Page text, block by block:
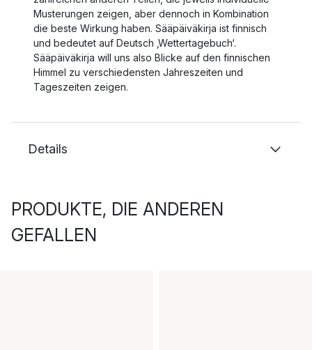
Musterungen zeigen, aber dennoch in Kombination
die beste Wirkung haben. Sääpäiväkirja ist finnisch
und bedeutet auf Deutsch ‚Wettertagebuch‘.
Sääpäiväkirja will uns also Blicke auf den finnischen
Himmel zu verschiedensten Jahreszeiten und
Tageszeiten zeigen.
Details
PRODUKTE, DIE ANDEREN
GEFALLEN